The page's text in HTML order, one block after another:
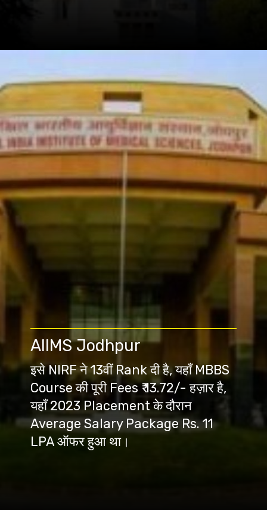
इसे NIRF ने 13वीं Rank दी है, यहाँ MBBS
Course की पूरी Fees ₹ 13.72/- हज़ार है,
यहाँ 2023 Placement के दौरान
Average Salary Package Rs. 11
AIIMS Jodhpur